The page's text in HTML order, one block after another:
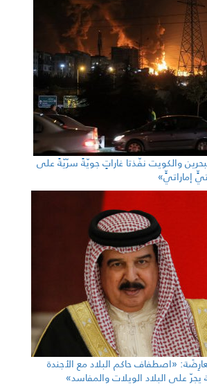
والكويت نفّذتا غاراتٍ جويّةً سرّيّةً على
«اصطفاف حاكم البلاد مع الأجندة
على البلاد الويلات والمفاسد»